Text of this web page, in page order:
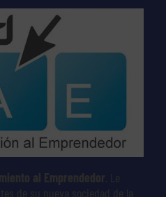
al Emprendedor . Le
de su nueva sociedad de la